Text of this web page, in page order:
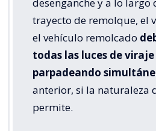
trayecto de remolque, el
el vehículo remolcado
todas las luces de
parpadeando
anterior, si la naturaleza
permite.